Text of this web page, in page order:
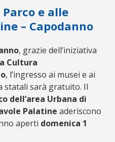
e alle
– Capodanno
, grazie dell’iniziativa
Cultura
, l’ingresso ai musei e ai
statali sarà gratuito. Il
dell’area Urbana di
Palatineaderiscono
aperti domenica 1